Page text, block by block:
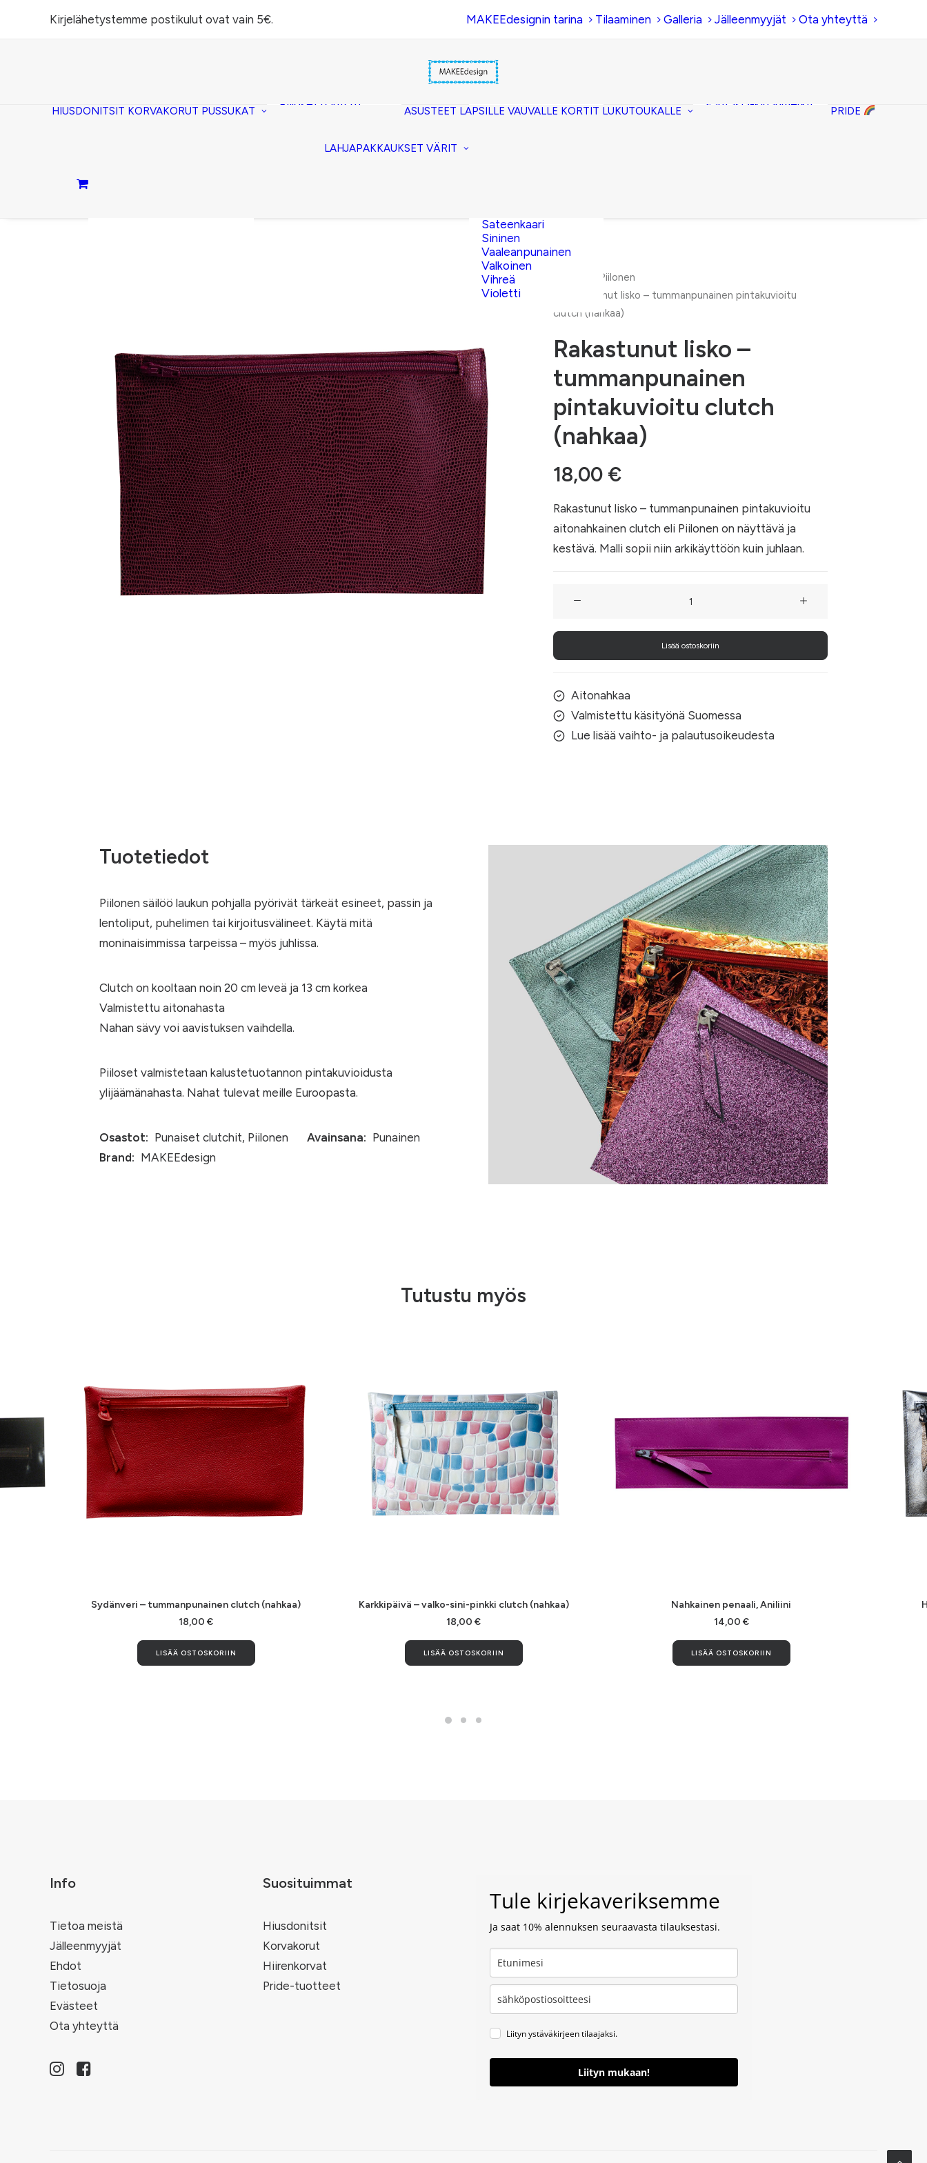
Kirjelähetystemme postikulut ovat vain 5€. MAKEEdesignin tarina Tilaaminen Galleria Jälleenmyyjät Ota yhteyttä
HIUSDONITSIT KORVAKORUT PUSSUKAT
Piiloset (clutch)
Taitettavat
ASUSTEET LAPSILLE VAUVALLE KORTIT LUKUTOUKALLE
Fantasia-kirjanmerkit
PRIDE
LAHJAPAKKAUKSET VÄRIT
Hopea
Keltainen
Kerma
Lila
Sateenkaari
Sininen
Vaaleanpunainen
Valkoinen
Vihreä
Violetti
Piilonen
Rakastunut lisko – tummanpunainen pintakuvioitu
clutch (nahkaa)
Rakastunut lisko –
tummanpunainen
pintakuvioitu clutch
(nahkaa)
18,00 €
Rakastunut lisko – tummanpunainen pintakuvioitu
aitonahkainen clutch eli Piilonen on näyttävä ja
kestävä. Malli sopii niin arkikäyttöön kuin juhlaan.
–
tummanpunainen
clutch
(nahkaa)
määrä
Lisää ostoskoriin
Aitonahkaa
Valmistettu käsityönä Suomessa
Lue lisää vaihto- ja palautusoikeudesta
Tuotetiedot
Piilonen säilöö laukun pohjalla pyörivät tärkeät esineet, passin ja
lentoliput, puhelimen tai kirjoitusvälineet. Käytä mitä
moninaisimmissa tarpeissa – myös juhlissa.
Clutch on kooltaan noin 20 cm leveä ja 13 cm korkea
Valmistettu aitonahasta
Nahan sävy voi aavistuksen vaihdella.
Piiloset valmistetaan kalustetuotannon pintakuvioidusta
ylijäämänahasta. Nahat tulevat meille Euroopasta.
Osastot: Punaiset clutchit, Piilonen Avainsana: Punainen
Brand: MAKEEdesign
Tutustu myös
LISÄÄ OSTOSKORIIN
Sydänveri – tummanpunainen clutch (nahkaa)
18,00 €
LISÄÄ OSTOSKORIIN
LISÄÄ OSTOSKORIIN
Karkkipäivä – valko-sini-pinkki clutch (nahkaa)
18,00 €
LISÄÄ OSTOSKORIIN
LISÄÄ OSTOSKORIIN
Nahkainen penaali, Aniliini
14,00 €
LISÄÄ OSTOSKORIIN
Info
Tietoa meistä
Jälleenmyyjät
Ehdot
Tietosuoja
Evästeet
Ota yhteyttä
Suosituimmat
Hiusdonitsit
Korvakorut
Hiirenkorvat
Pride-tuotteet
Tule kirjekaveriksemme
Ja saat 10% alennuksen seuraavasta tilauksestasi.
Liityn ystäväkirjeen tilaajaksi.
Liityn mukaan!